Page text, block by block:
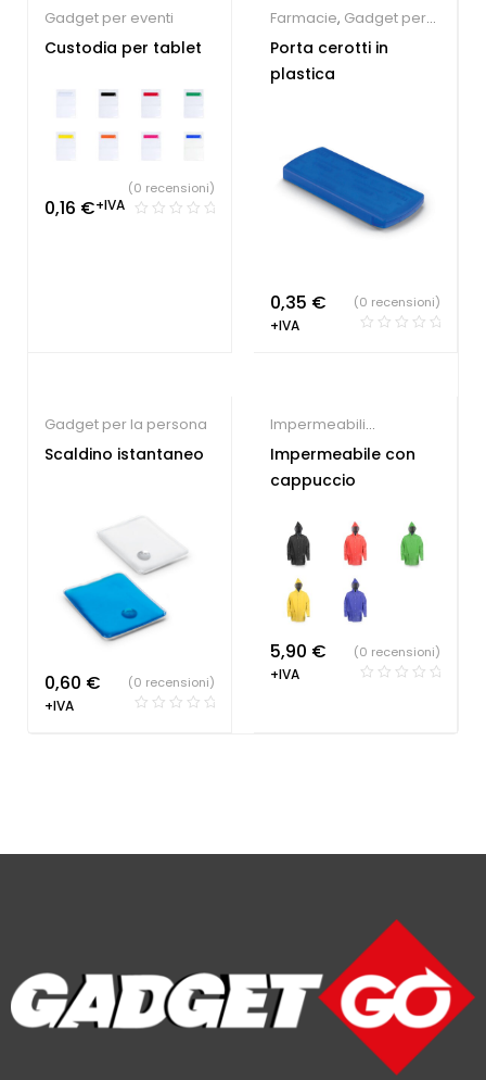
Gadget per eventi
Custodia per tablet
0,16 €+IVA
(0 recensioni)
Farmacie, Gadget per
la persona
Porta cerotti in
plastica
0,35 €
+IVA
(0 recensioni)
Gadget per la persona
Scaldino istantaneo
0,60 €
+IVA
(0 recensioni)
Impermeabili
Personalizzati
Impermeabile con
cappuccio
5,90 €
+IVA
(0 recensioni)